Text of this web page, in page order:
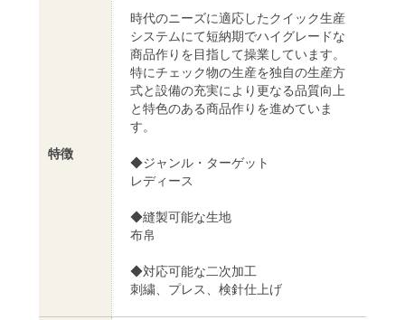
特徴
時代のニーズに適応したクイック生産
システムにて短納期でハイグレードな
商品作りを目指して操業しています。
特にチェック物の生産を独自の生産方
式と設備の充実により更なる品質向上
と特色のある商品作りを進めていま
す。
◆ジャンル・ターゲット
レディース
◆縫製可能な生地
布帛
◆対応可能な二次加工
刺繍、プレス、検針仕上げ